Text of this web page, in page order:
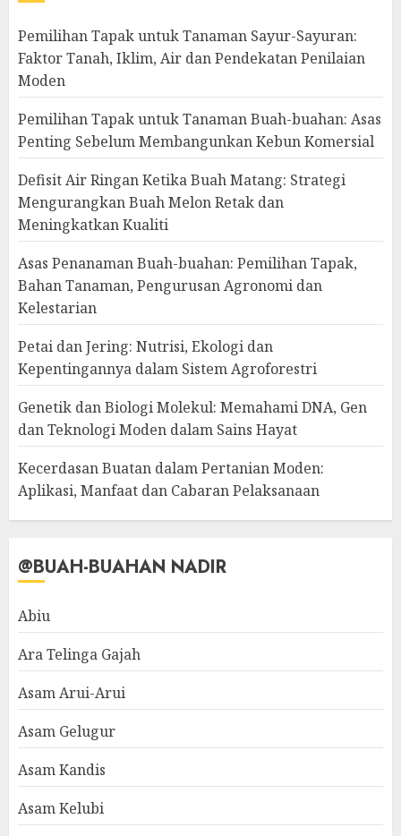
Pemilihan Tapak untuk Tanaman Sayur-Sayuran:
Faktor Tanah, Iklim, Air dan Pendekatan Penilaian
Moden
Pemilihan Tapak untuk Tanaman Buah-buahan: Asas
Penting Sebelum Membangunkan Kebun Komersial
Defisit Air Ringan Ketika Buah Matang: Strategi
Mengurangkan Buah Melon Retak dan
Meningkatkan Kualiti
Asas Penanaman Buah-buahan: Pemilihan Tapak,
Bahan Tanaman, Pengurusan Agronomi dan
Kelestarian
Petai dan Jering: Nutrisi, Ekologi dan
Kepentingannya dalam Sistem Agroforestri
Genetik dan Biologi Molekul: Memahami DNA, Gen
dan Teknologi Moden dalam Sains Hayat
Kecerdasan Buatan dalam Pertanian Moden:
Aplikasi, Manfaat dan Cabaran Pelaksanaan
@BUAH-BUAHAN NADIR
Abiu
Ara Telinga Gajah
Asam Arui-Arui
Asam Gelugur
Asam Kandis
Asam Kelubi